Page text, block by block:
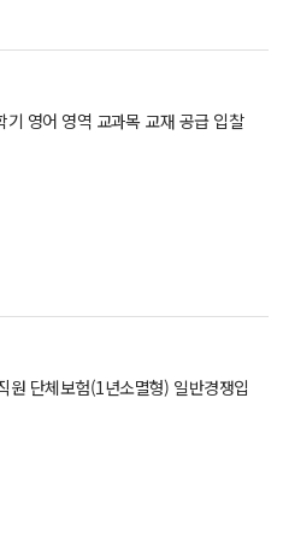
영어 영역 교과목 교재 공급 입찰
원 단체보험(1년소멸형) 일반경쟁입